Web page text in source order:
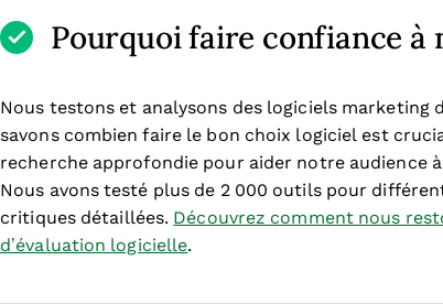
Pourquoi faire confiance à
Nous testons et analysons des logiciels marketing
savons combien faire le bon choix logiciel est
recherche approfondie pour aider notre audience
Nous avons testé plus de 2 000 outils pour
critiques détaillées. Découvrez comment nous
d’évaluation logicielle.